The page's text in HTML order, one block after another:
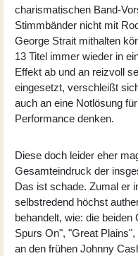
charismatischen Band-
Stimmbänder nicht mit
George Strait mithalten
13 Titel immer wieder in
Effekt ab und an reizvoll
eingesetzt, verschleißt
auch an eine Notlösung
Performance denken.
Diese doch leider eher
Gesamteindruck der
Das ist schade. Zumal er
selbstredend höchst
behandelt, wie: die
Spurs On", "Great
an den frühen Johnny